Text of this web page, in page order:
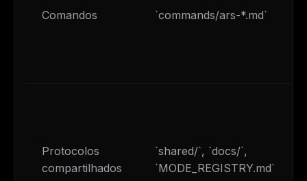
Comandos `commands/ars-*.md`
Protocolos
compartilhados
`shared/`, `docs/`,
`MODE_REGISTRY.md`